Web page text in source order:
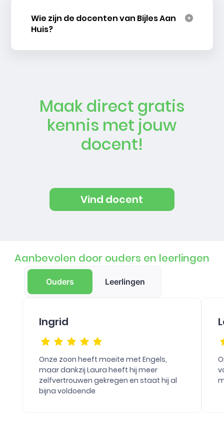
Wie zijn de docenten van Bijles Aan
Huis?
Maak direct gratis
kennis met jouw
docent!
Vind docent
Aanbevolen door ouders en leerlingen
Ouders Leerlingen
Ingrid
Onze zoon heeft moeite met Engels,
maar dankzij Laura heeft hij meer
zelfvertrouwen gekregen en staat hij al
bijna voldoende